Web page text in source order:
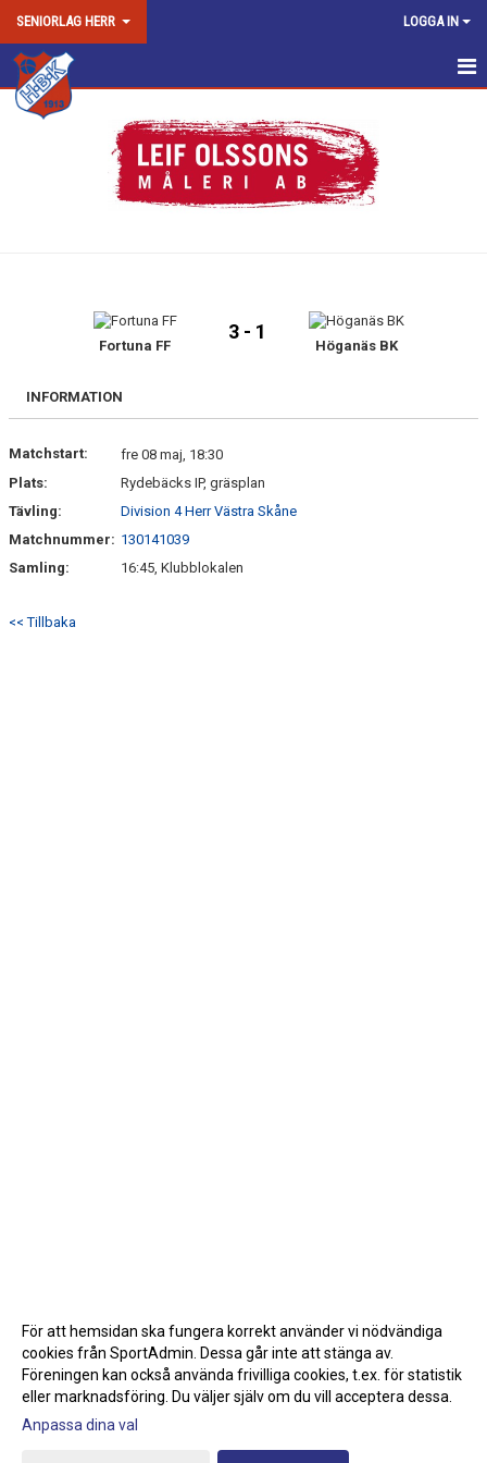
SENIORLAG HERR LOGGA IN
HEM
DOKUMENT
Fortuna FF
3 - 1
Höganäs BK
INFORMATION
Matchstart:
fre 08 maj, 18:30
Plats:
Rydebäcks IP, gräsplan
Tävling:
Division 4 Herr Västra Skåne
Matchnummer: 130141039
Samling:
16:45, Klubblokalen
<< Tillbaka
Gå till Webbversion
För att hemsidan ska fungera korrekt använder vi nödvändiga
cookies från SportAdmin. Dessa går inte att stänga av.
Föreningen kan också använda frivilliga cookies, t.ex. för statistik
eller marknadsföring. Du väljer själv om du vill acceptera dessa.
Anpassa dina val